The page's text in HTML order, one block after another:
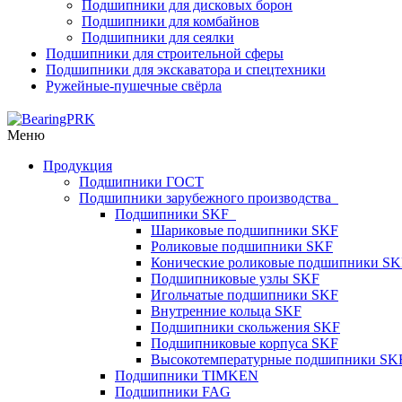
Подшипники для дисковых борон
Подшипники для комбайнов
Подшипники для сеялки
Подшипники для строительной сферы
Подшипники для экскаватора и спецтехники
Ружейные-пушечные свёрла
Меню
Продукция
Подшипники ГОСТ
Подшипники зарубежного производства
Подшипники SKF
Шариковые подшипники SKF
Роликовые подшипники SKF
Конические роликовые подшипники
Подшипниковые узлы SKF
Игольчатые подшипники SKF
Внутренние кольца SKF
Подшипники скольжения SKF
Подшипниковые корпуса SKF
Высокотемпературные подшипники
Подшипники TIMKEN
Подшипники FAG